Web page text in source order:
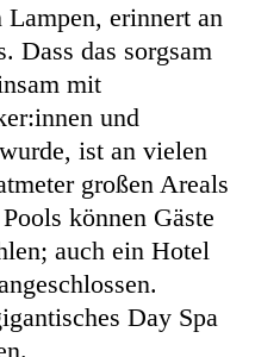
erinnert an
Dass das sorgsam
mit
und
ist an vielen
großen Areals
können Gäste
auch ein Hotel
Day Spa